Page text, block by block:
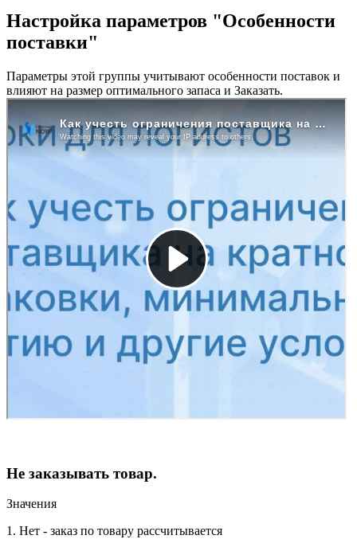
Настройка параметров "Особенности
поставки"
Параметры этой группы учитывают особенности поставок и
влияют на размер оптимального запаса и Заказать.
Не заказывать товар.
Значения
1. Нет - заказ по товару рассчитывается